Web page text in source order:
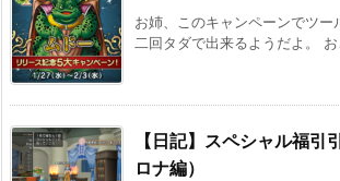
お姉、このキャンペーンでツー
二回タダで出来るようだよ。
【日記】スペシャル福引
ロナ編）